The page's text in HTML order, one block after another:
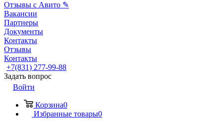
Отзывы с Авито ✎
Вакансии
Партнеры
Документы
Контакты
Отзывы
Контакты
+7(831) 277-99-88
Задать вопрос
Войти
Корзина0
Избранные товары0